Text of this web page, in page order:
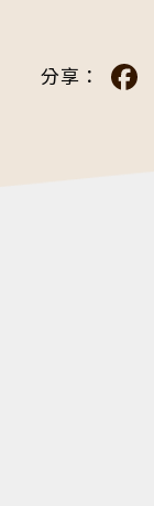
分享：